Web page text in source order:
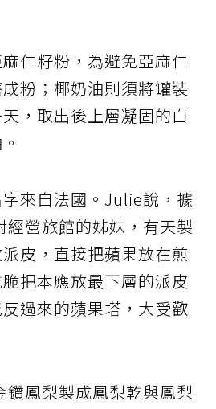
仁籽粉，為避免亞麻仁
粉；椰奶油則須將罐裝
，取出後上層凝固的白
來自法國。Julie說，據
營旅館的姊妹，有天製
皮，直接把蘋果放在煎
把本應放最下層的派皮
過來的蘋果塔，大受歡
鳳梨製成鳳梨乾與鳳梨